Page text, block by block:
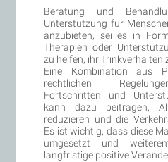
Beratung und
Unterstützung für
anzubieten, sei es in
Therapien oder
zu helfen, ihr Trinkverhalten
Eine Kombination aus
rechtlichen
Fortschritten und
kann dazu beitragen,
reduzieren und die
Es ist wichtig, dass diese
umgesetzt und
langfristige positive